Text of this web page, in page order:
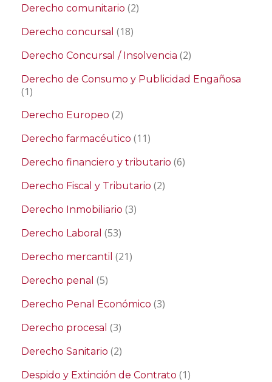
Derecho comunitario (2)
Derecho concursal (18)
Derecho Concursal / Insolvencia (2)
Derecho de Consumo y Publicidad Engañosa
(1)
Derecho Europeo (2)
Derecho farmacéutico (11)
Derecho financiero y tributario (6)
Derecho Fiscal y Tributario (2)
Derecho Inmobiliario (3)
Derecho Laboral (53)
Derecho mercantil (21)
Derecho penal (5)
Derecho Penal Económico (3)
Derecho procesal (3)
Derecho Sanitario (2)
Despido y Extinción de Contrato (1)